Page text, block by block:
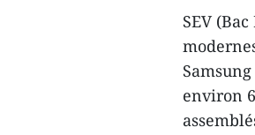
SEV
environ